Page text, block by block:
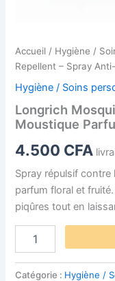
Accueil / Hygiène /
Repellent – Spray
Hygiène / Soins
Longrich
Moustique
4.500 CFA
Spray répulsif contre
parfum floral et
piqûres tout en
Catégorie : Hygiène /